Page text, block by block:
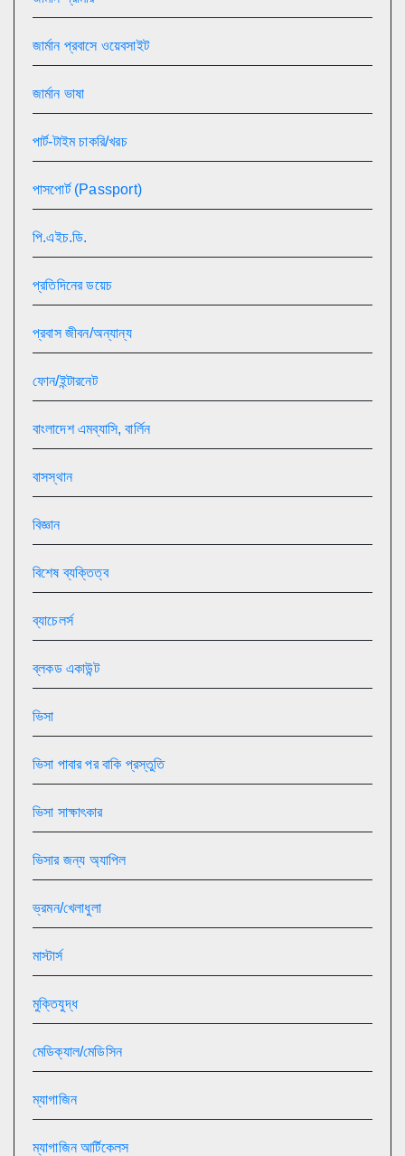
জার্মান প্রবাসে ওয়েবসাইট
জার্মান ভাষা
পার্ট-টাইম চাকরি/খরচ
পাসপোর্ট (Passport)
পি.এইচ.ডি.
প্রতিদিনের ডয়েচ
প্রবাস জীবন/অন্যান্য
ফোন/ইন্টারনেট
বাংলাদেশ এমব্যাসি, বার্লিন
বাসস্থান
বিজ্ঞান
বিশেষ ব্যক্তিত্ব
ব্যাচেলর্স
ব্লকড একাউন্ট
ভিসা
ভিসা পাবার পর বাকি প্রস্তুতি
ভিসা সাক্ষাৎকার
ভিসার জন্য অ্যাপিল
ভ্রমন/খেলাধুলা
মাস্টার্স
মুক্তিযুদ্ধ
মেডিক্যাল/মেডিসিন
ম্যাগাজিন
ম্যাগাজিন আর্টিকেলস